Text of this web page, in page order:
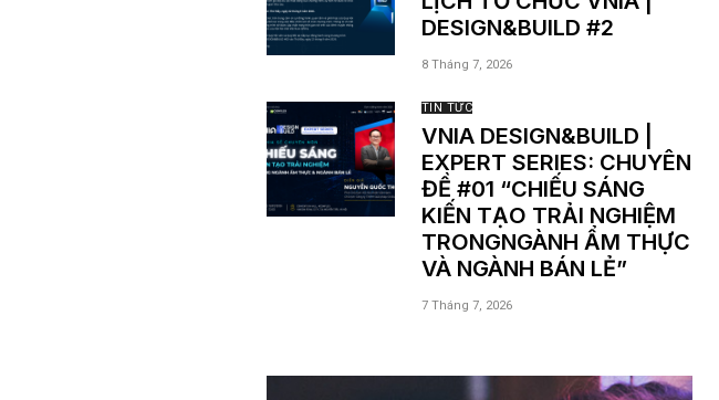
DESIGN&BUILD #2
8 Tháng 7, 2026
TIN TỨC
VNIA DESIGN&BUILD |
EXPERT SERIES: CHUYÊN
ĐỀ #01 “CHIẾU SÁNG
KIẾN TẠO TRẢI NGHIỆM
TRONGNGÀNH ẨM THỰC
VÀ NGÀNH BÁN LẺ”
7 Tháng 7, 2026